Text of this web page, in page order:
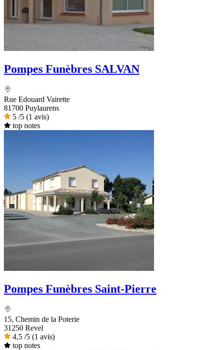
Pompes Funèbres SALVAN
Rue Edouard Vairette
81700 Puylaurens
5 /5 (1 avis)
top notes
Pompes Funèbres Saint-Pierre
15, Chemin de la Poterie
31250 Revel
4,5 /5 (1 avis)
top notes